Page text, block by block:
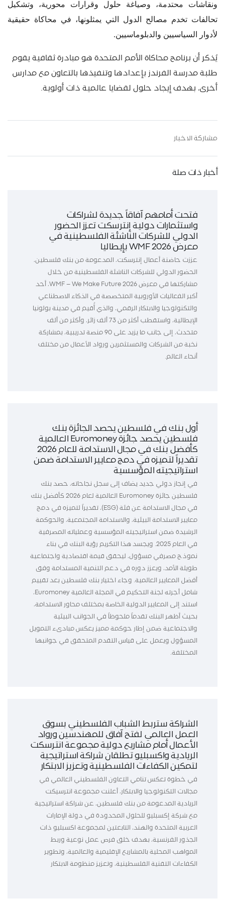
ونقاشات محتدمة، وصياغة حلول وقرارات محورية، وتشكيل
تحالفات تخدم مصالح الدول التي يمثلونها، في محاكاة حقيقية
لأدوار السياسيين والدبلوماسيين.
يُذكر أن برنامج محاكاة الأمم المتحدة هو مبادرة ثقافية يقوم
طلبة مدرسة الفرندز بإعدادها وتنفيذها بالتعاون مع مدارس
أخرى، بهدف إيجاد حلول لقضايا عالمية ذات أولوية.
مشاركة الاخبار
أخبار ذات صلة
فتحت أمامهم آفاقاً جديدة لشراكات
واستثمارات دولية إنترسكت تعزز الحضور
الدولي للشركات الناشئة الفلسطينية في
معرض WMF 2026 بإيطاليا
عززت حاضنة أعمال إنترسكت، المدعومة من بنك فلسطين،
الحضور الدولي للشركات الناشئة الفلسطينية من خلال
مشاركتها في معرض WMF – We Make Future 2026، أحد
أكبر الفعاليات الأوروبية المتخصصة في الذكاء الاصطناعي
والتكنولوجيا والابتكار الرقمي، والذي أُقيم في مدينة بولونيا
الإيطالية، واستقطب أكثر من 73 ألف زائر، وأكثر من ألف
متحدث، إلى جانب ما يزيد على 90 منصة تدريبية، بمشاركة
نخبة من الشركات والمستثمرين ورواد الأعمال من مختلف
أنحاء العالم.
أول بنك في فلسطين يحصد الجائزة بنك
فلسطين يحصد جائزة Euromoney العالمية
كأفضل بنك في مجال الاستدامة للعام 2026
تقديراً لتميزه في دمج معايير الاستدامة ضمن
استراتيجيته المؤسسية
في إنجاز دولي جديد يضاف إلى سجل نجاحاته، حصد بنك
فلسطين جائزة Euromoney العالمية لعام 2026 كأفضل بنك
في مجال الاستدامة عن فئة (ESG)، تقديراً لتميزه في دمج
معايير الاستدامة البيئية، والاستدامة المجتمعية، والحوكمة
الرشيدة ضمن استراتيجيته المؤسسية وعملياته المصرفية
في العام 2025. ويجسد هذا التكريم رؤية البنك في بناء
نموذج مصرفي مسؤول، ليحقق قيمة اقتصادية واجتماعية
طويلة الأمد، ويعزز دوره في دعم التنمية المستدامة وفق
أفضل المعايير العالمية. وجاء اختيار بنك فلسطين بعد تقييم
شامل أجرته لجنة التحكيم في المجلة العالمية Euromoney،
استند إلى المعايير الدولية الخاصة بمختلف محاور الاستدامة،
بحيث أظهر البنك تقدماً ملحوظاً في الجوانب البيئية
والاجتماعية ضمن إطار حوكمة مميز يعكس مبادىء التمويل
المسؤول ويعمل على قياس التقدم المتحقق في جوانبها
المختلفة.
الشراكة ستربط الشباب الفلسطيني بسوق
العمل العالمي لفتح آفاق للمهندسين ورواد
الأعمال أمام مشاريع دولية مجموعة انترسكت
الريادية واكسبليو تطلقان شراكة استراتيجية
لتمكين الكفاءات الفلسطينية وتعزيز الابتكار
في خطوة تعكس تنامي التعاون الفلسطيني العالمي في
مجالات التكنولوجيا والابتكار، أعلنت مجموعة انترسيكت
الريادية المدعومة من بنك فلسطين، عن شراكة استراتيجية
مع شركة إكسبليو للحلول المحدودة في دولة الإمارات
العربية المتحدة والهند، التابعتين لمجموعة اكسبليو ذات
الجذور الفرنسية، بهدف خلق فرص عمل نوعية وربط
المواهب المحلية بالمشاريع الإقليمية والعالمية، وتطوير
الكفاءات التقنية الفلسطينية، وتعزيز منظومة الابتكار